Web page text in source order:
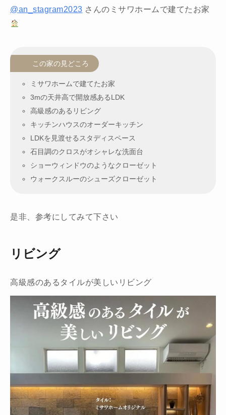
@an_stagram2023 さんのミサワホームで建てたお家
この家の見どころ
ミサワホームで建てたお家
3mの天井高で開放感あるLDK
高級感のあるリビング
キッチンハウスのオーダーキッチン
LDKを見渡せるスタディスペース
石目調のクロスがオシャレな洗面台
ショーウィンドウのようなクローゼット
ウォークスルーのシューズクローゼット
是非、参考にしてみて下さい
リビング
高級感のあるタイルが美しいリビング